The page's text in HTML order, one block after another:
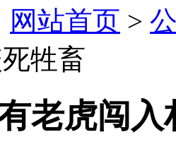
网站首页 >
牲畜
老虎闯